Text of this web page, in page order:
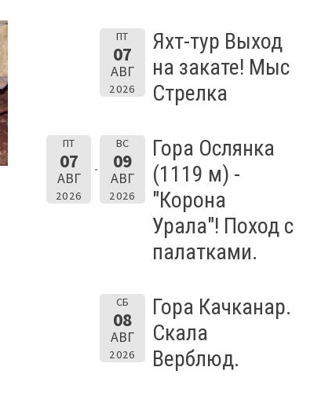
ПТ
07
АВГ
2026
Яхт-тур Выход
на закате! Мыс
Стрелка
ПТ
07
АВГ
2026
ВС
09
АВГ
2026
Гора Ослянка
(1119 м) -
"Корона
Урала"! Поход с
палатками.
СБ
08
АВГ
2026
Гора Качканар.
Скала
Верблюд.